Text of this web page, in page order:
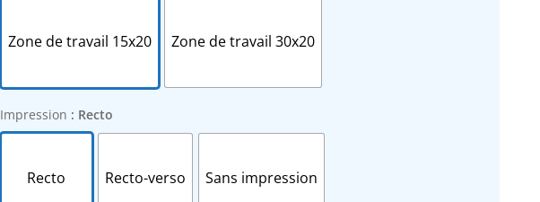
Zone de travail 15x20 Zone de travail 30x20
Impression : Recto
Recto Recto-verso Sans impression